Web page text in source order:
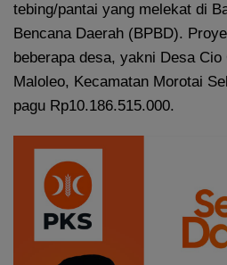
tebing/pantai yang melekat di
Bencana Daerah (BPBD).
beberapa desa, yakni Desa
Maloleo, Kecamatan Morotai
pagu Rp10.186.515.000.